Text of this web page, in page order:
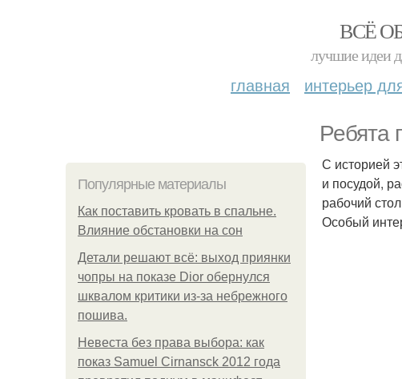
ВСЁ
лучшие идеи
главная интерьер
Ребята
Популярные материалы
Как поставить кровать в спальне.
Влияние обстановки на сон
Детали решают всё: выход приянки
чопры на показе Dior обернулся
шквалом критики из-за небрежного
пошива.
Невеста без права выбора: как
показ Samuel Cirnansck 2012 года
С историей
и посудой,
рабочий
Особый